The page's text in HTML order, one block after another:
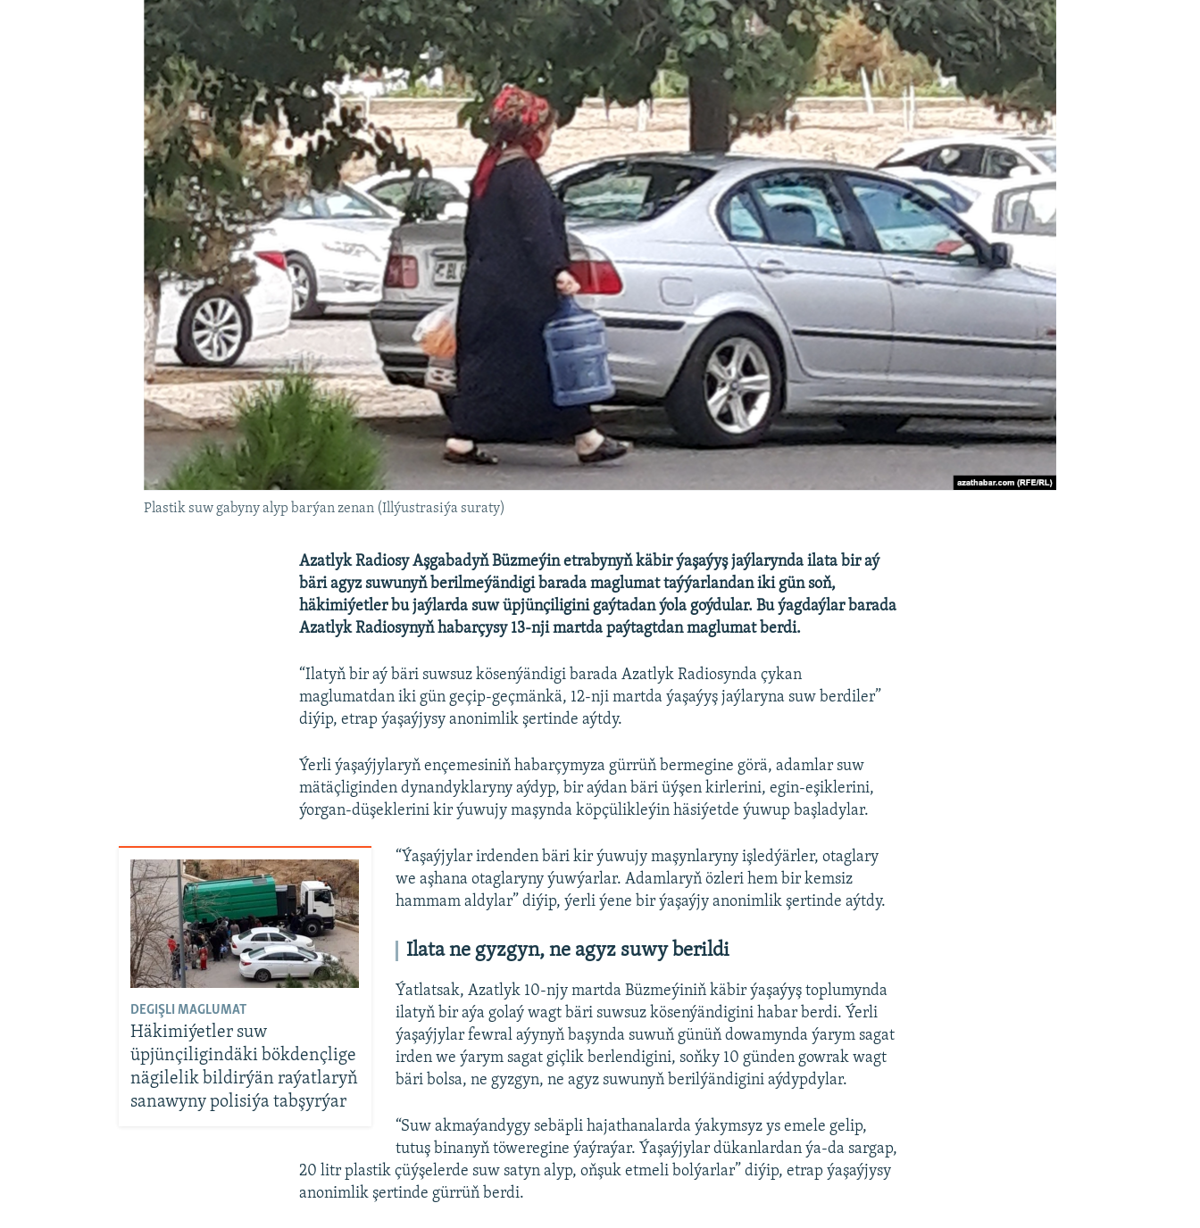
Plastik suw gabyny alyp barýan zenan (Illýustrasiýa suraty)
Azatlyk Radiosy Aşgabadyň Büzmeýin etrabynyň käbir ýaşaýyş jaýlarynda ilata bir aý
bäri agyz suwunyň berilmeýändigi barada maglumat taýýarlandan iki gün soň,
häkimiýetler bu jaýlarda suw üpjünçiligini gaýtadan ýola goýdular. Bu ýagdaýlar barada
Azatlyk Radiosynyň habarçysy 13-nji martda paýtagtdan maglumat berdi.
“Ilatyň bir aý bäri suwsuz kösenýändigi barada Azatlyk Radiosynda çykan
maglumatdan iki gün geçip-geçmänkä, 12-nji martda ýaşaýyş jaýlaryna suw berdiler”
diýip, etrap ýaşaýjysy anonimlik şertinde aýtdy.
Ýerli ýaşaýjylaryň ençemesiniň habarçymyza gürrüň bermegine görä, adamlar suw
mätäçliginden dynandyklaryny aýdyp, bir aýdan bäri üýşen kirlerini, egin-eşiklerini,
ýorgan-düşeklerini kir ýuwujy maşynda köpçülikleýin häsiýetde ýuwup başladylar.
DEGIŞLI MAGLUMAT
Häkimiýetler suw
üpjünçiligindäki bökdençlige
nägilelik bildirýän raýatlaryň
sanawyny polisiýa tabşyrýar
“Ýaşaýjylar irdenden bäri kir ýuwujy maşynlaryny işledýärler, otaglary
we aşhana otaglaryny ýuwýarlar. Adamlaryň özleri hem bir kemsiz
hammam aldylar” diýip, ýerli ýene bir ýaşaýjy anonimlik şertinde aýtdy.
Ilata ne gyzgyn, ne agyz suwy berildi
Ýatlatsak, Azatlyk 10-njy martda Büzmeýiniň käbir ýaşaýyş toplumynda
ilatyň bir aýa golaý wagt bäri suwsuz kösenýändigini habar berdi. Ýerli
ýaşaýjylar fewral aýynyň başynda suwuň günüň dowamynda ýarym sagat
irden we ýarym sagat giçlik berlendigini, soňky 10 günden gowrak wagt
bäri bolsa, ne gyzgyn, ne agyz suwunyň berilýändigini aýdypdylar.
“Suw akmaýandygy sebäpli hajathanalarda ýakymsyz ys emele gelip,
tutuş binanyň töweregine ýaýraýar. Ýaşaýjylar dükanlardan ýa-da sargap,
20 litr plastik çüýşelerde suw satyn alyp, oňşuk etmeli bolýarlar” diýip, etrap ýaşaýjysy
anonimlik şertinde gürrüň berdi.